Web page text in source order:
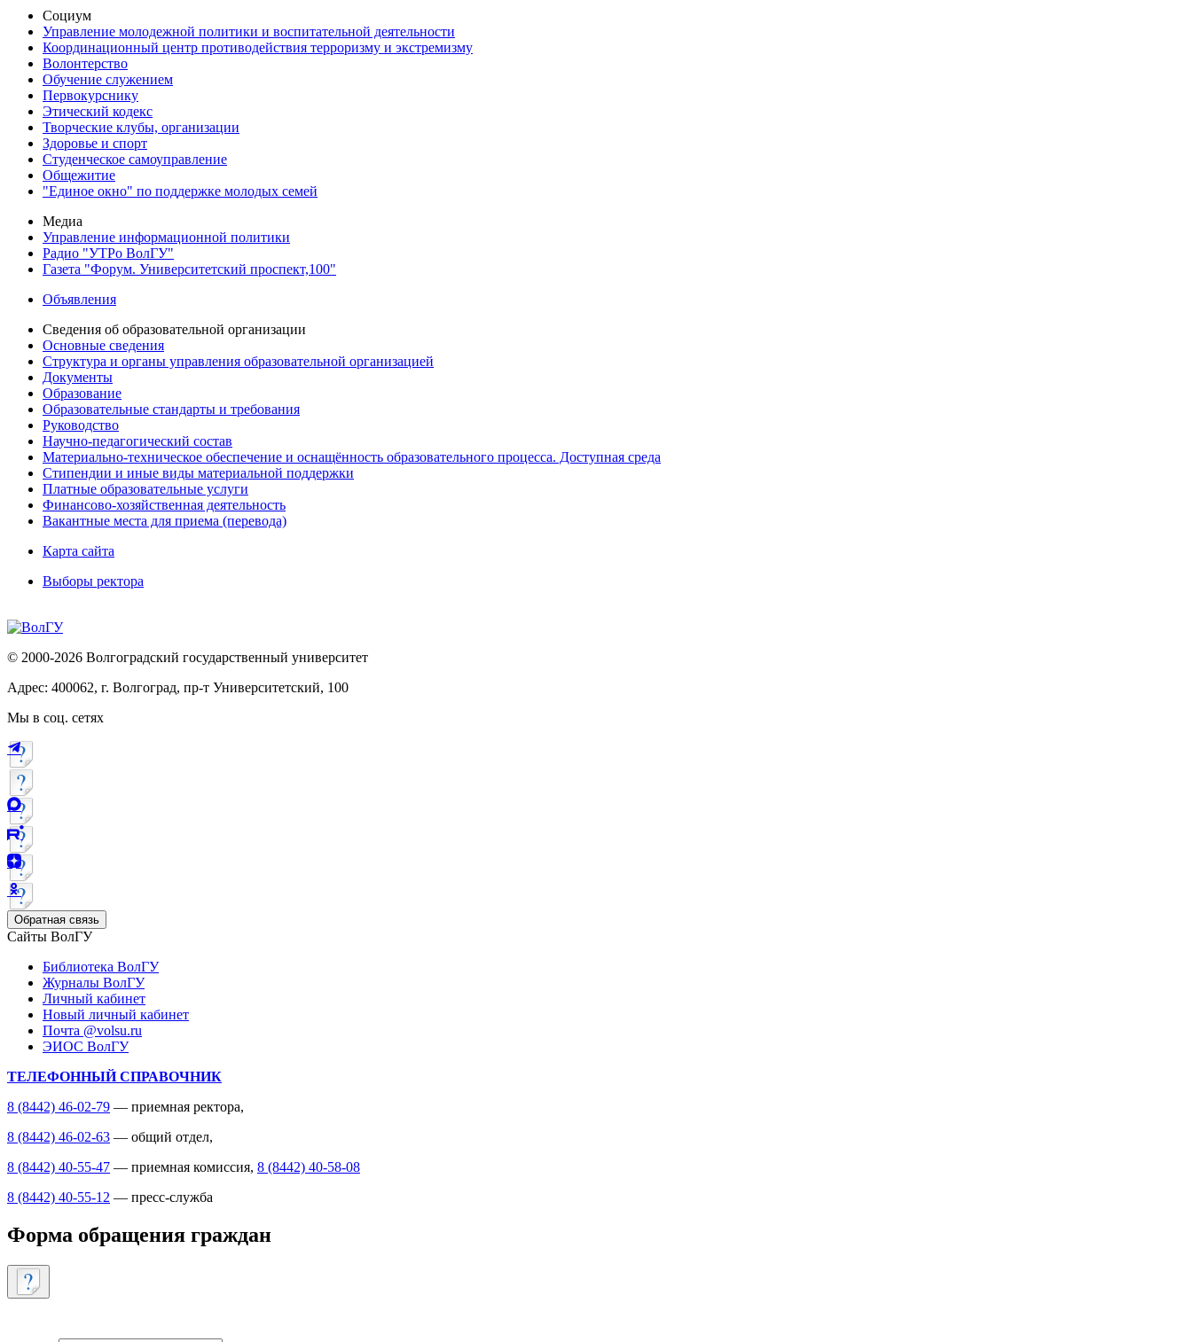
Социум
Управление молодежной политики и воспитательной деятельности
Координационный центр противодействия терроризму и экстремизму
Волонтерство
Обучение служением
Первокурснику
Этический кодекс
Творческие клубы, организации
Здоровье и спорт
Студенческое самоуправление
Общежитие
"Единое окно" по поддержке молодых семей
Медиа
Управление информационной политики
Радио "УТРо ВолГУ"
Газета "Форум. Университетский проспект,100"
Объявления
Сведения об образовательной организации
Основные сведения
Структура и органы управления образовательной организацией
Документы
Образование
Образовательные стандарты и требования
Руководство
Научно-педагогический состав
Материально-техническое обеспечение и оснащённость образовательного процесса. Доступная среда
Стипендии и иные виды материальной поддержки
Платные образовательные услуги
Финансово-хозяйственная деятельность
Вакантные места для приема (перевода)
Карта сайта
Выборы ректора
© 2000-2026 Волгоградский государственный университет
Адрес: 400062, г. Волгоград, пр-т Университетский, 100
Мы в соц. сетях
Обратная связь
Сайты ВолГУ
Библиотека ВолГУ
Журналы ВолГУ
Личный кабинет
Новый личный кабинет
Почта @volsu.ru
ЭИОС ВолГУ
ТЕЛЕФОННЫЙ СПРАВОЧНИК
8 (8442) 46-02-79 — приемная ректора,
8 (8442) 46-02-63 — общий отдел,
8 (8442) 40-55-47 — приемная комиссия, 8 (8442) 40-58-08
8 (8442) 40-55-12 — пресс-служба
Форма обращения граждан